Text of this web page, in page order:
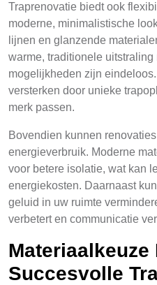
Traprenovatie biedt ook
moderne, minimalistische
lijnen en glanzende
warme, traditionele
mogelijkheden zijn
versterken door unieke
merk passen.
Bovendien kunnen
energieverbruik. Moderne
voor betere isolatie, wat kan
energiekosten. Daarnaast
geluid in uw ruimte
verbetert en communicatie
Materiaalkeuze
Succesvolle